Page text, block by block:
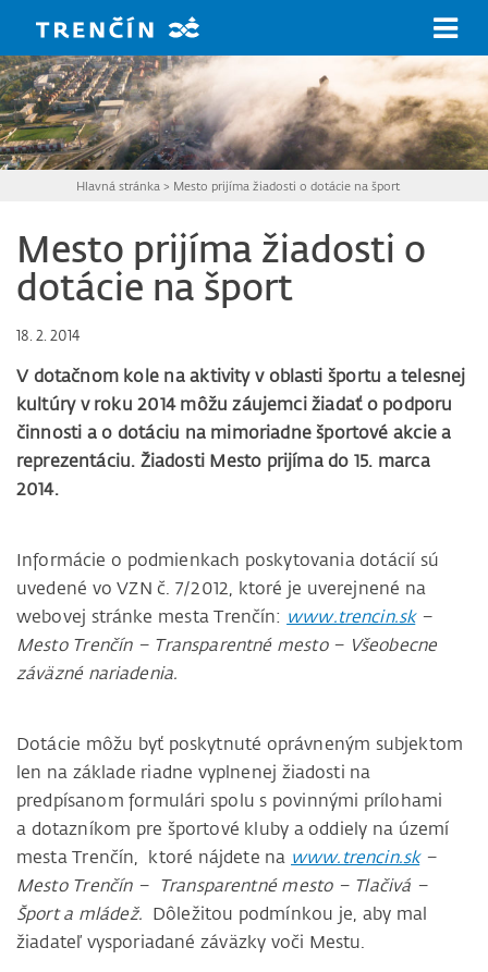
Hlavná stránka > Mesto prijíma žiadosti o dotácie na šport
Mesto prijíma žiadosti o
dotácie na šport
18. 2. 2014
V dotačnom kole na aktivity v oblasti športu a telesnej
kultúry v roku 2014 môžu záujemci žiadať o podporu
činnosti a o dotáciu na mimoriadne športové akcie a
reprezentáciu. Žiadosti Mesto prijíma do 15. marca
2014.
Informácie o podmienkach poskytovania dotácií sú
uvedené vo VZN č. 7/2012, ktoré je uverejnené na
webovej stránke mesta Trenčín: www.trencin.sk–
Mesto Trenčín – Transparentné mesto – Všeobecne
záväzné nariadenia.
Dotácie môžu byť poskytnuté oprávneným subjektom
len na základe riadne vyplnenej žiadosti na
predpísanom formulári spolu s povinnými prílohami
a dotazníkom pre športové kluby a oddiely na území
mesta Trenčín, ktoré nájdete na www.trencin.sk–
Mesto Trenčín – Transparentné mesto – Tlačivá –
Šport a mládež. Dôležitou podmínkou je, aby mal
žiadateľ vysporiadané záväzky voči Mestu.